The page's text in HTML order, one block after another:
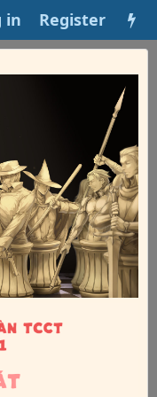
in Register